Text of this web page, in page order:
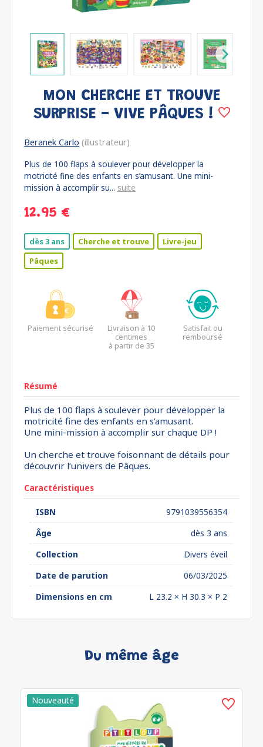
MON CHERCHE ET TROUVE
SURPRISE - VIVE PÂQUES !
Beranek Carlo (illustrateur)
Plus de 100 flaps à soulever pour développer la
motricité fine des enfants en s’amusant. Une mini-
mission à accomplir su... suite
12.95 €
dès 3 ans Cherche et trouve
Livre-jeu
Pâques
Paiement sécurisé
Livraison à 10
centimes
à partir de 35
Satisfait ou
remboursé
Résumé
Plus de 100 flaps à soulever pour développer la
motricité fine des enfants en s’amusant.
Une mini-mission à accomplir sur chaque DP !
Un cherche et trouve foisonnant de détails pour
découvrir l’univers de Pâques.
Caractéristiques
ISBN
9791039556354
Âge
dès 3 ans
Collection
Divers éveil
Date de parution
06/03/2025
Dimensions en cm
L 23.2 × H 30.3 × P 2
Du même âge